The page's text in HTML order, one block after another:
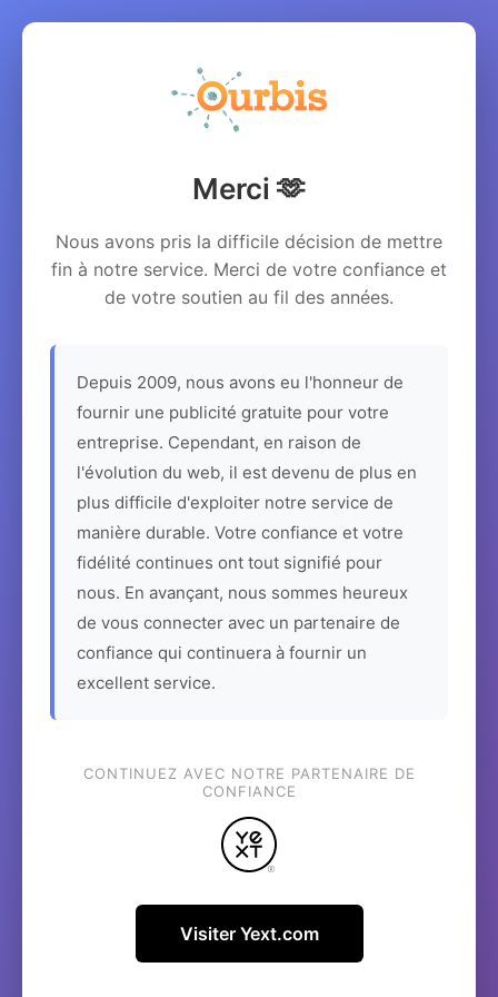
Merci 🫶
Nous avons pris la difficile décision de mettre
fin à notre service. Merci de votre confiance et
de votre soutien au fil des années.
Depuis 2009, nous avons eu l'honneur de
fournir une publicité gratuite pour votre
entreprise. Cependant, en raison de
l'évolution du web, il est devenu de plus en
plus difficile d'exploiter notre service de
manière durable. Votre confiance et votre
fidélité continues ont tout signifié pour
nous. En avançant, nous sommes heureux
de vous connecter avec un partenaire de
confiance qui continuera à fournir un
excellent service.
CONTINUEZ AVEC NOTRE PARTENAIRE DE
CONFIANCE
Visiter Yext.com